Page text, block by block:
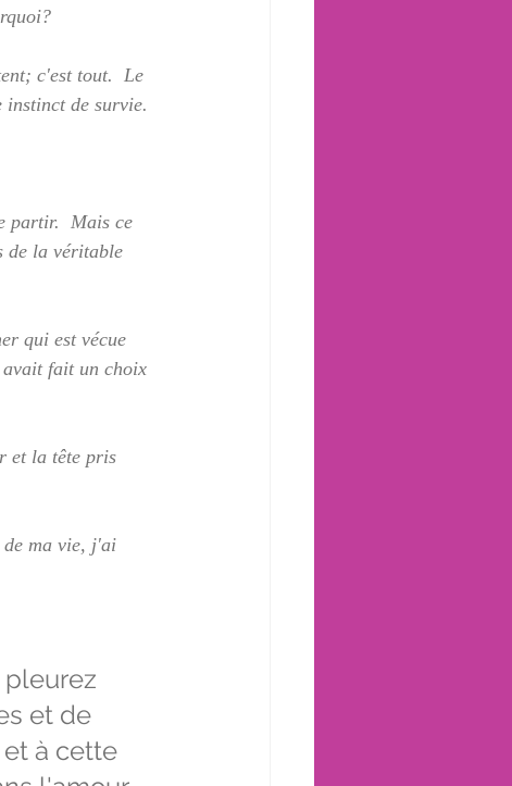
c'est tout.  Le
de survie.
partir.  Mais ce
de la véritable
qui est vécue
avait fait un choix
et la tête pris
ma vie, j'ai
et de
à cette